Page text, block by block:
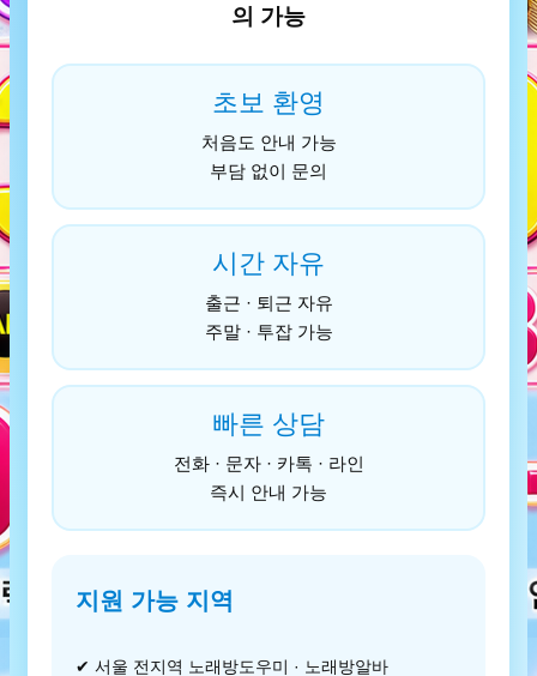
의 가능
초보 환영
처음도 안내 가능
부담 없이 문의
시간 자유
출근 · 퇴근 자유
주말 · 투잡 가능
빠른 상담
전화 · 문자 · 카톡 · 라인
즉시 안내 가능
지원 가능 지역
✔ 서울 전지역 노래방도우미 · 노래방알바